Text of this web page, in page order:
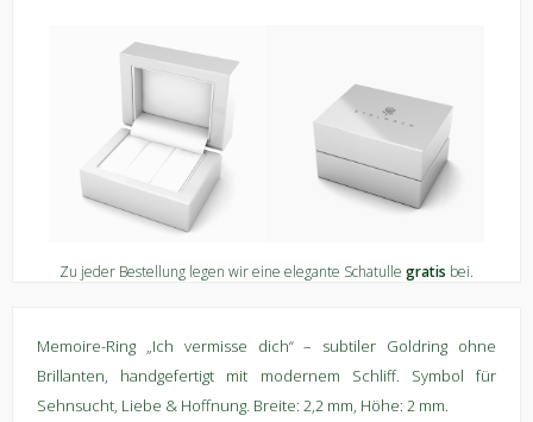
Zu jeder Bestellung legen wir eine elegante Schatulle gratis bei.
Memoire-Ring „Ich vermisse dich“ – subtiler Goldring ohne
Brillanten, handgefertigt mit modernem Schliff. Symbol für
Sehnsucht, Liebe & Hoffnung. Breite: 2,2 mm, Höhe: 2 mm.